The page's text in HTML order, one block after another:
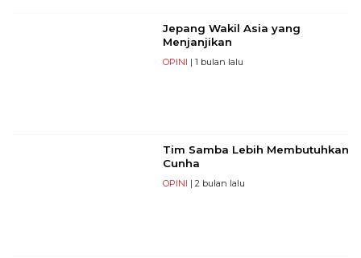
Jepang Wakil Asia yang
Menjanjikan
OPINI | 1 bulan lalu
Tim Samba Lebih Membutuhkan
Cunha
OPINI | 2 bulan lalu